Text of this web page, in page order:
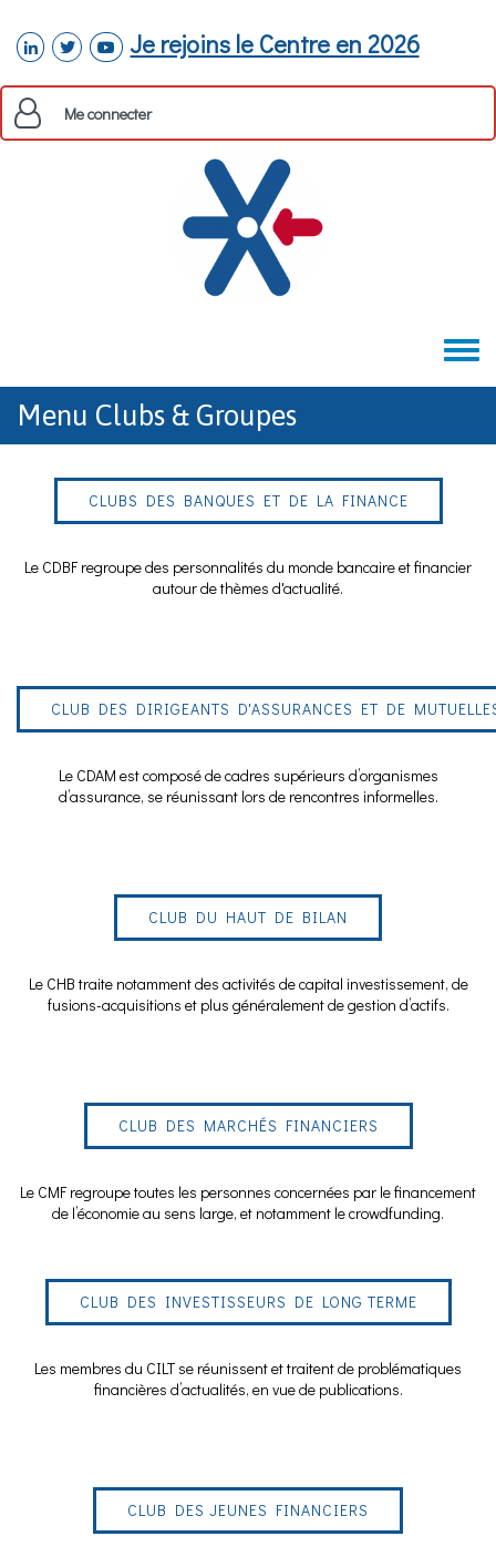
linkedintwitteryoutube
Je rejoins le Centre en 2026
Me connecter
Toggle
Menu Clubs & Groupes
CLUBS DES BANQUES ET DE LA FINANCE
Le CDBF regroupe des personnalités du monde bancaire et financier
autour de thèmes d'actualité.
CLUB DES DIRIGEANTS D'ASSURANCES ET DE
Le CDAM est composé de cadres supérieurs d’organismes
d’assurance, se réunissant lors de rencontres informelles.
CLUB DU HAUT DE BILAN
Le CHB traite notamment des activités de capital investissement, de
fusions-acquisitions et plus généralement de gestion d’actifs.
CLUB DES MARCHÉS FINANCIERS
Le CMF regroupe toutes les personnes concernées par le financement
de l’économie au sens large, et notamment le crowdfunding.
CLUB DES INVESTISSEURS DE LONG TERME
Les membres du CILT se réunissent et traitent de problématiques
financières d’actualités, en vue de publications.
CLUB DES JEUNES FINANCIERS